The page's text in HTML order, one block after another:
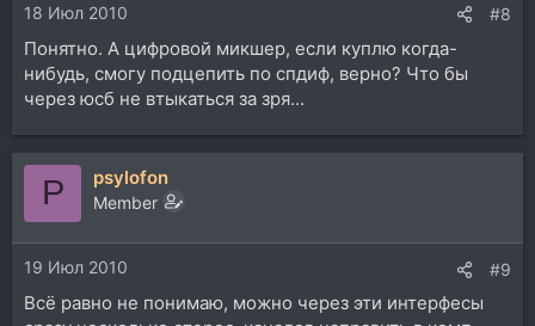
18 Июл 2010 #8
Понятно. А цифровой микшер, если куплю когда-
нибудь, смогу подцепить по спдиф, верно? Что бы
через юсб не втыкаться за зря...
P psylofon
Member
19 Июл 2010 #9
Всё равно не понимаю, можно через эти интерфесы